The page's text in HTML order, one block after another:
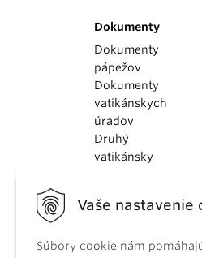
Vaše nastavenie
Súbory cookie nám
Dokumenty
Dokumenty
pápežov
Dokumenty
vatikánskych
úradov
Druhý
vatikánsky
KBS
kánonického